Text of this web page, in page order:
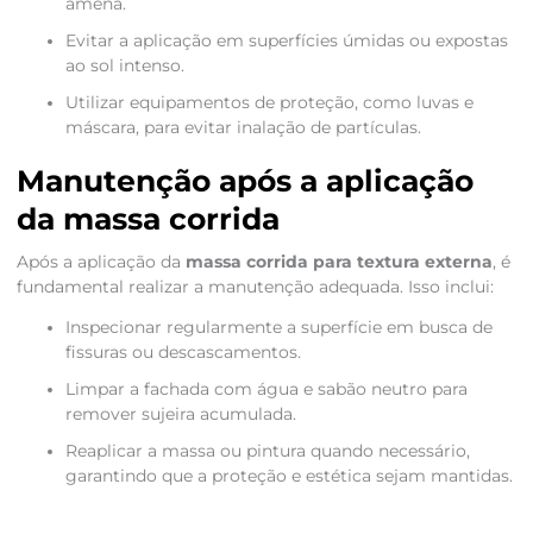
Evitar a aplicação em superfícies úmidas ou expostas
ao sol intenso.
Utilizar equipamentos de proteção, como luvas e
máscara, para evitar inalação de partículas.
Manutenção após a aplicação
da massa corrida
Após a aplicação da massa corrida para textura externa, é
fundamental realizar a manutenção adequada. Isso inclui:
Inspecionar regularmente a superfície em busca de
fissuras ou descascamentos.
Limpar a fachada com água e sabão neutro para
remover sujeira acumulada.
Reaplicar a massa ou pintura quando necessário,
garantindo que a proteção e estética sejam mantidas.